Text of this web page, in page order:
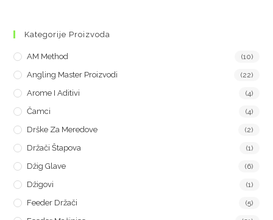
Kategorije Proizvoda
AM Method (10)
Angling Master Proizvodi (22)
Arome I Aditivi (4)
Čamci (4)
Drške Za Meredove (2)
Držači Štapova (1)
Džig Glave (6)
Džigovi (1)
Feeder Držači (5)